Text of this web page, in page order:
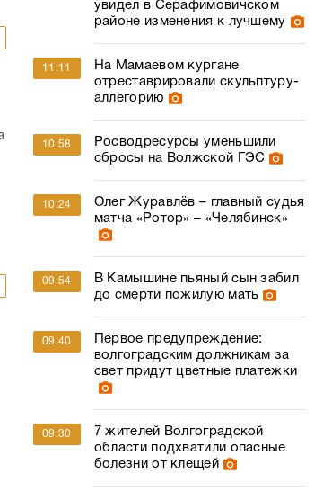
Росводресурсы уменьшили
сбросы на Волжской ГЭС
Олег Журавлёв – главный судья
матча «Ротор» – «Челябинск»
В Камышине пьяный сын забил
до смерти пожилую мать
Первое предупреждение:
волгоградским должникам за
свет придут цветные платежки
7 жителей Волгоградской
области подхватили опасные
болезни от клещей
Андрей Бочаров выехал на
запад Волгоградской области
В Михайловке произвели
говяжьи субпродукты из